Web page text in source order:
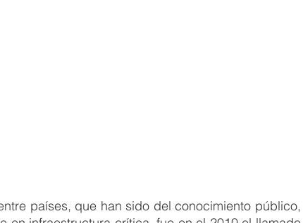
países, que han sido del conocimiento público,